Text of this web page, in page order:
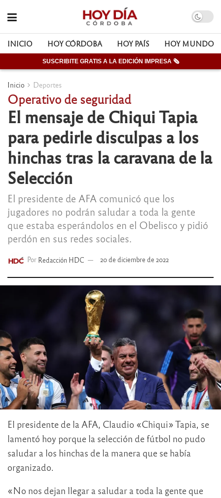
INICIO HOY CÓRDOBA HOY PAÍS HOY MUNDO
SUSCRIBITE GRATIS A LA EDICIÓN IMPRESA 🗞
Inicio Deportes
Operativo de seguridad
El mensaje de Chiqui Tapia
para pedirle disculpas a los
hinchas tras la caravana de la
Selección
El presidente de AFA comunicó que los
jugadores no podrán saludar a toda la gente
que estaba esperándolos en el Obelisco y pidió
perdón en sus redes sociales.
Por Redacción HDC 20 de diciembre de 2022
El presidente de la AFA, Claudio «Chiqui» Tapia, se
lamentó hoy porque la selección de fútbol no pudo
saludar a los hinchas de la manera que se había
organizado.
«No nos dejan llegar a saludar a toda la gente que